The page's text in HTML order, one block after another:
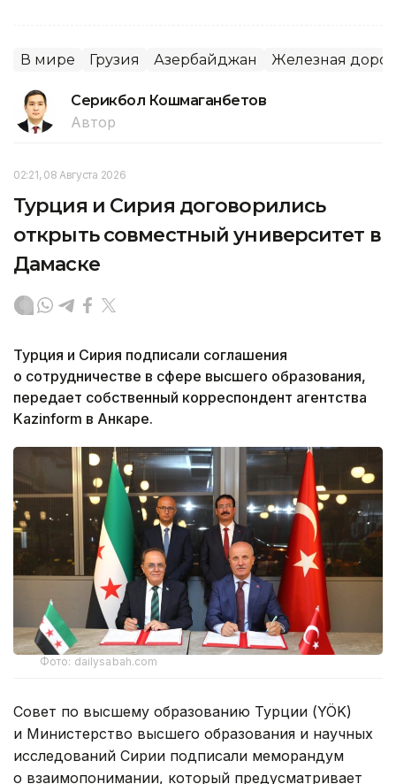
В мире Грузия Азербайджан Железная
Серикбол Кошмаганбетов
Автор
02:21, 08 Августа 2026
Турция и Сирия договорились
открыть совместный университет в
Дамаске
Турция и Сирия подписали соглашения
о сотрудничестве в сфере высшего образования,
передает собственный корреспондент агентства
Kazinform в Анкаре.
Фото: dailysabah.com
Совет по высшему образованию Турции (YÖK)
и Министерство высшего образования и научных
исследований Сирии подписали меморандум
о взаимопонимании, который предусматривает